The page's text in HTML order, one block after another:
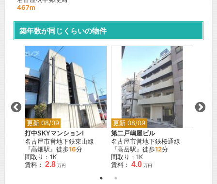
467m
築年数が同じくらいの物件
更新 08/09
打中SKYマンションⅠ
名古屋市営地下鉄東山線
『高畑駅』徒歩16分
間取り：1K
賃料： 2.8 万円
更新 08/09
第二戸嶋屋ビル
名古屋市営地下鉄桜通線
『高岳駅』徒歩12分
間取り：1K
賃料： 4.0 万円
更新